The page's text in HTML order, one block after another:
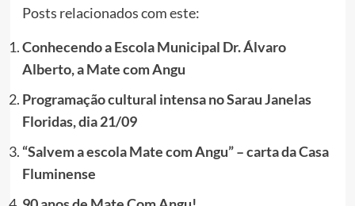
Posts relacionados com este:
Conhecendo a Escola Municipal Dr. Álvaro
Alberto, a Mate com Angu
Programação cultural intensa no Sarau Janelas
Floridas, dia 21/09
“Salvem a escola Mate com Angu” – carta da Casa
Fluminense